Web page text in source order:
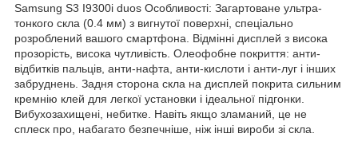
Samsung S3 I9300i duos Особливості: Загартоване ультра-
тонкого скла (0.4 мм) з вигнутої поверхні, спеціально
розроблений вашого смартфона. Відмінні дисплей з висока
прозорість, висока чутливість. Олеофобне покриття: анти-
відбитків пальців, анти-нафта, анти-кислоти і анти-луг і інших
забруднень. Задня сторона скла на дисплей покрита сильним
кремнію клей для легкої установки і ідеальної підгонки.
Вибухозахищені, небитке. Навіть якщо зламаний, це не
сплеск про, набагато безпечніше, ніж інші вироби зі скла.